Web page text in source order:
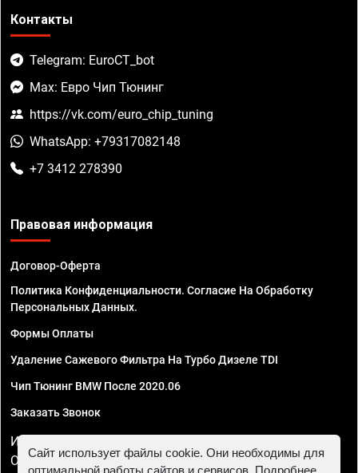
Контакты
Telegram: EuroCT_bot
Max: Евро Чип Тюнинг
https://vk.com/euro_chip_tuning
WhatsApp: +79317082148
+7 3412 278390
Правовая информация
Договор-Оферта
Политика Конфиденциальности. Согласие На Обработку
Персональных Данных.
Формы Оплаты
Удаление Сажевого Фильтра На Турбо Дизеле TDI
Чип Тюнинг BMW После 2020.06
Заказать Звонок
ИП Смирнов Георгий Павлович. ИНН 781302555843,
ОГРНИП 324470400032610
Сайт использует файлы cookie. Они необходимы для
оптимальной работы сайтов и сервисов. Подробнее